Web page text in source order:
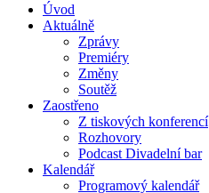
Úvod
Aktuálně
Zprávy
Premiéry
Změny
Soutěž
Zaostřeno
Z tiskových konferencí
Rozhovory
Podcast Divadelní bar
Kalendář
Programový kalendář